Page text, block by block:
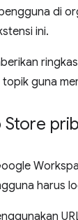
di
ini.
guna
harus